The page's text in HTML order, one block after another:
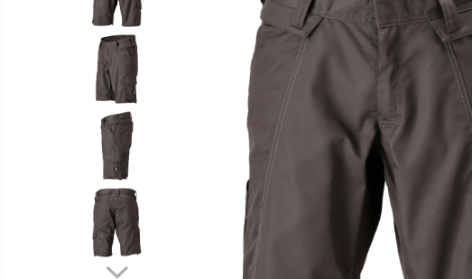
Saci menajeri (Unitate
Agende, calendare si
organizatoare
Agende personalizabile
Organizatoare business
Birotica
papetarie
Hartie si articole din hartie
Bibliorafturi, caiete mecanice,
separatoare
Capsatoare, capse si
perforatoare
Caiete si blocnotesuri